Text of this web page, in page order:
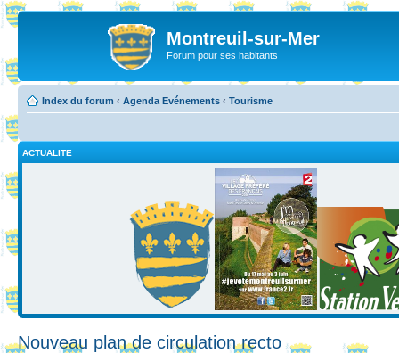
Montreuil-sur-Mer
Forum pour ses habitants
Index du forum ‹ Agenda Evénements ‹ Tourisme
ACTUALITE
Nouveau plan de circulation recto